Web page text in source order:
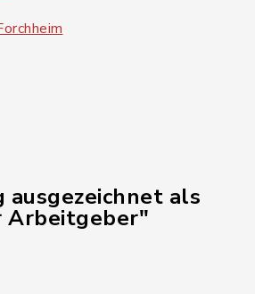
ausgezeichnet als
Arbeitgeber"